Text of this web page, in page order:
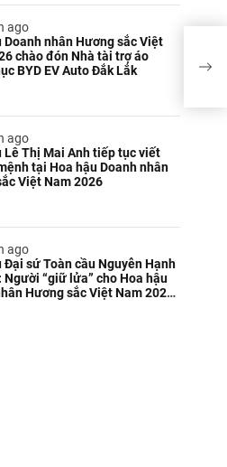
ago
Doanh nhân Hương sắc Việt
chào đón Nhà tài trợ áo
BYD EV Auto Đắk Lắk
ago
Lê Thị Mai Anh tiếp tục viết
tại Hoa hậu Doanh nhân
Việt Nam 2026
ago
Đại sứ Toàn cầu Nguyễn Hạnh
Người “giữ lửa” cho Hoa hậu
Hương sắc Việt Nam 2026